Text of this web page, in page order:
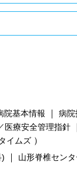
院基本情報 病院
医療安全管理指針
イムズ ）
) 山形脊椎センタ